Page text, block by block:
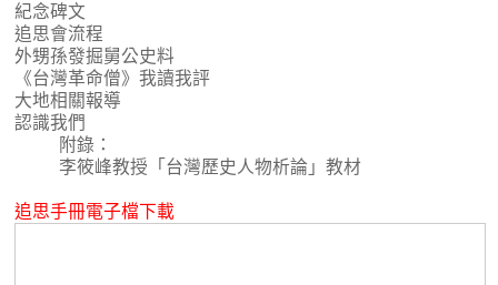
紀念碑文
追思會流程
外甥孫發掘舅公史料
《台灣革命僧》我讀我評
大地相關報導
認識我們
附錄：
李筱峰教授「台灣歷史人物析論」教材
追思手冊電子檔下載